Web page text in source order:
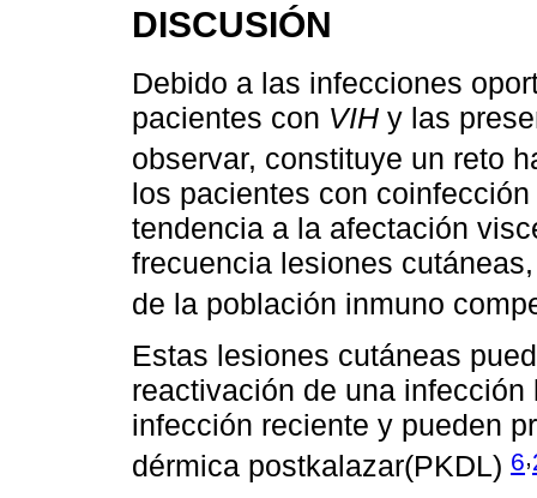
DISCUSIÓN
Debido a las infecciones
pacientes con VIH y las
observar, constituye un reto
los pacientes con
tendencia a la afectación
frecuencia lesiones
de la población inmuno
Estas lesiones cutáneas
reactivación de una
infección reciente y pueden
dérmica postkalazar(PKDL) 6